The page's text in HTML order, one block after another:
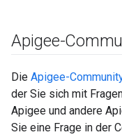
Apigee-
Die Apigee-
der Sie sich mit
Apigee und andere
Sie eine Frage in der